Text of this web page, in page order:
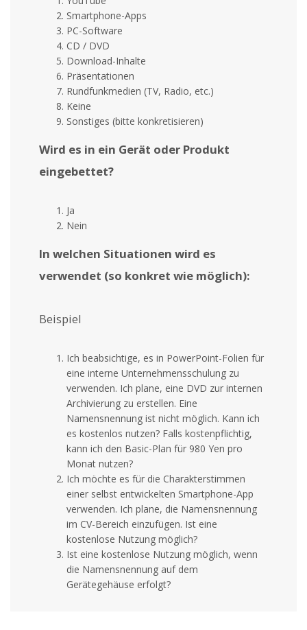
Smartphone-Apps
PC-Software
CD / DVD
Download-Inhalte
Präsentationen
Rundfunkmedien (TV, Radio, etc.)
Keine
Sonstiges (bitte konkretisieren)
Wird es in ein Gerät oder Produkt
eingebettet?
Ja
Nein
In welchen Situationen wird es
verwendet (so konkret wie möglich):
Beispiel
Ich beabsichtige, es in PowerPoint-Folien für
eine interne Unternehmensschulung zu
verwenden. Ich plane, eine DVD zur internen
Archivierung zu erstellen. Eine
Namensnennung ist nicht möglich. Kann ich
es kostenlos nutzen? Falls kostenpflichtig,
kann ich den Basic-Plan für 980 Yen pro
Monat nutzen?
Ich möchte es für die Charakterstimmen
einer selbst entwickelten Smartphone-App
verwenden. Ich plane, die Namensnennung
im CV-Bereich einzufügen. Ist eine
kostenlose Nutzung möglich?
Ist eine kostenlose Nutzung möglich, wenn
die Namensnennung auf dem
Gerätegehäuse erfolgt?